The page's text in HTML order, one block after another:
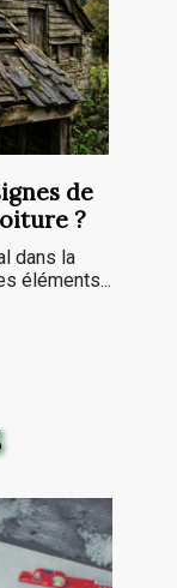
de
?
dans la
éléments...